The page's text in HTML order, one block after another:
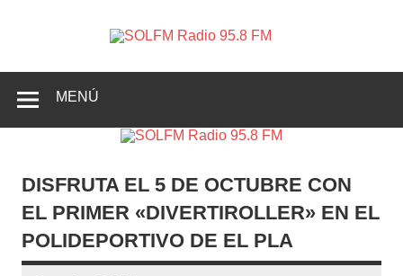
Radio
Crevillente, Radio en Vega Baja y Radio en el Medio
MENÚ
DISFRUTA EL 5 DE OCTUBRE CON
EL PRIMER «DIVERTIROLLER» EN EL
POLIDEPORTIVO DE EL PLA